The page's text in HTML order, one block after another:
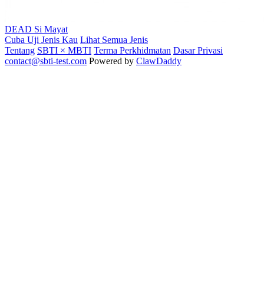
DEAD Si Mayat
Cuba Uji Jenis Kau Lihat Semua Jenis
Tentang SBTI × MBTI Terma Perkhidmatan Dasar Privasi
contact@sbti-test.com Powered by ClawDaddy